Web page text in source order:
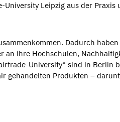
Leipzig aus der Praxis
Dadurch
an ihre Hochschulen,
University“ sind in Berlin
gehandelten Produkten –